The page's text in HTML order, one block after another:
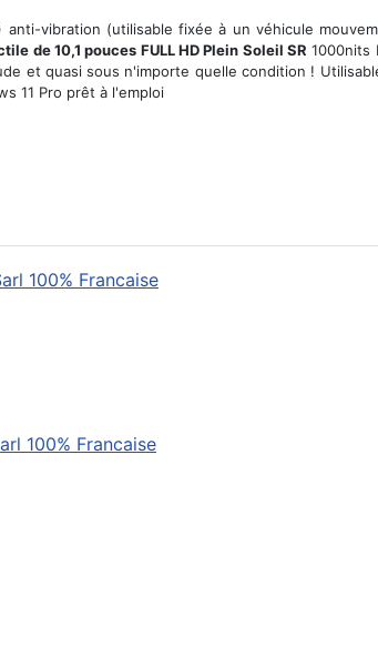
vibration (utilisable fixée à un véhicule
de 10,1 pouces FULL HD Plein Soleil SR 1000nits
et quasi sous n'importe quelle condition !
11 Pro prêt à l'emploi